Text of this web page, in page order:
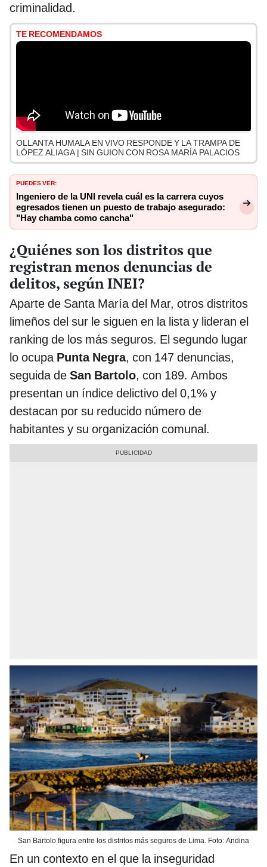
criminalidad.
TE RECOMENDAMOS
OLLANTA HUMALA EN VIVO RESPONDE Y LA TRAMPA DE
LÓPEZ ALIAGA | SIN GUION CON ROSA MARÍA PALACIOS
PUEDES VER:
Ingeniero de la UNI revela cuál es la carrera cuyos
egresados tienen un puesto de trabajo asegurado:
"Hay chamba como cancha"
¿Quiénes son los distritos que
registran menos denuncias de
delitos, según INEI?
Aparte de Santa María del Mar, otros distritos
limeños del sur le siguen en la lista y lideran el
ranking de los más seguros. El segundo lugar
lo ocupa Punta Negra, con 147 denuncias,
seguida de San Bartolo, con 189. Ambos
presentan un índice delictivo del 0,1% y
destacan por su reducido número de
habitantes y su organización comunal.
San Bartolo figura entre los distritos más seguros de Lima. Foto: Andina
En un contexto en el que la inseguridad